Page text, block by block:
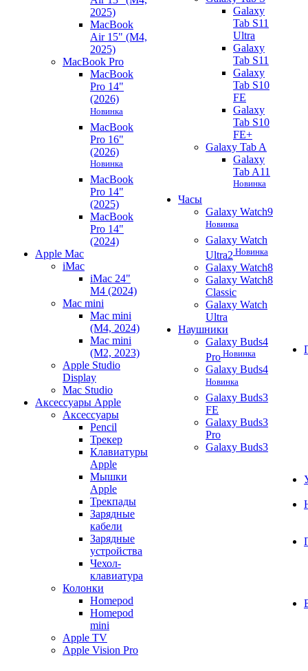
2025)
MacBook
Air 15" (M4,
2025)
MacBook Pro
MacBook
Pro 14"
(2026)
Новинка
MacBook
Pro 16"
(2026)
Новинка
MacBook
Pro 14"
(2025)
MacBook
Pro 14"
(2024)
Apple Mac
iMac
iMac 24"
M4 (2024)
Mac mini
Mac mini
(M4, 2024)
Mac mini
(M2, 2023)
Apple Studio
Display
Mac Studio
Аксессуары Apple
Аксессуары
Pencil
Трекер
Клавиатуры
Apple
Мышки
Apple
Трекпады
Зарядные
кабели
Зарядные
устройства
Чехол-
клавиатура
Колонки
Homepod
Homepod
mini
Apple TV
Apple Vision Pro
Galaxy
Tab S11
Ultra
Galaxy
Tab S11
Galaxy
Tab S10
FE
Galaxy
Tab S10
FE+
Galaxy Tab A
Galaxy
Tab A11
Новинка
Часы
Galaxy Watch9
Новинка
Galaxy Watch
Ultra2 Новинка
Galaxy Watch8
Galaxy Watch8
Classic
Galaxy Watch
Ultra
Наушники
Galaxy Buds4
Pro Новинка
Galaxy Buds4
Новинка
Galaxy Buds3
FE
Galaxy Buds3
Pro
Galaxy Buds3